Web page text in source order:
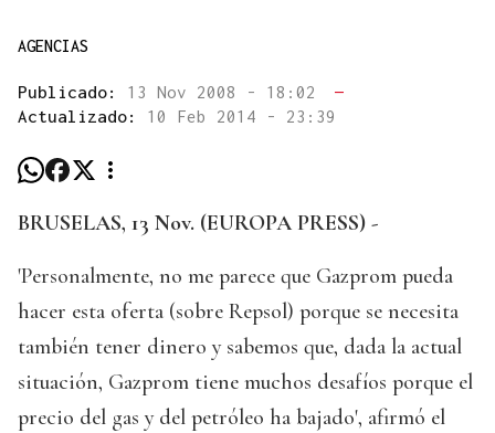
AGENCIAS
Publicado: 13 Nov 2008 - 18:02
—
Actualizado: 10 Feb 2014 - 23:39
BRUSELAS, 13 Nov. (EUROPA PRESS) -
'Personalmente, no me parece que Gazprom pueda
hacer esta oferta (sobre Repsol) porque se necesita
también tener dinero y sabemos que, dada la actual
situación, Gazprom tiene muchos desafíos porque el
precio del gas y del petróleo ha bajado', afirmó el